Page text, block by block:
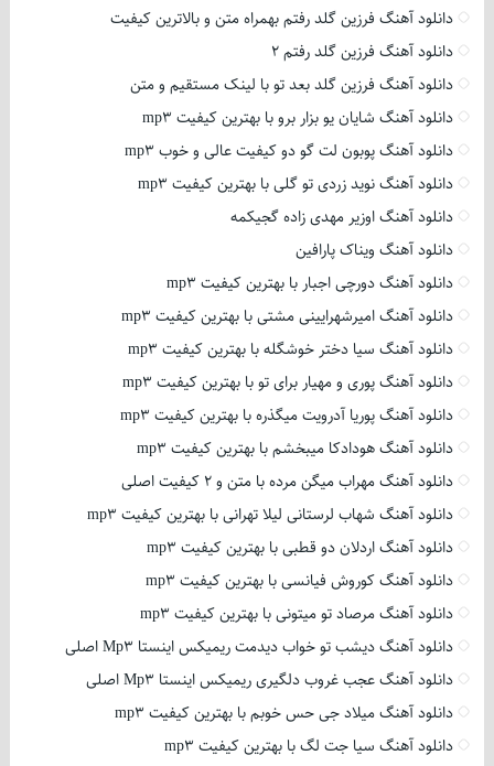
دانلود آهنگ فرزین گلد رفتم بهمراه متن و بالاترین کیفیت
دانلود آهنگ فرزین گلد رفتم 2
دانلود آهنگ فرزین گلد بعد تو با لینک مستقیم و متن
دانلود آهنگ شایان یو بزار برو با بهترین کیفیت mp3
دانلود آهنگ پوبون لت گو دو کیفیت عالی و خوب mp3
دانلود آهنگ نوید زردی تو گلی با بهترین کیفیت mp3
دانلود آهنگ اوزیر مهدی زاده گجیکمه
دانلود آهنگ ویناک پارافین
دانلود آهنگ دورچی اجبار با بهترین کیفیت mp3
دانلود آهنگ امیرشهرایینی مشتی با بهترین کیفیت mp3
دانلود آهنگ سیا دختر خوشگله با بهترین کیفیت mp3
دانلود آهنگ پوری و مهیار برای تو با بهترین کیفیت mp3
دانلود آهنگ پوریا آدرویت میگذره با بهترین کیفیت mp3
دانلود آهنگ هودادکا میبخشم با بهترین کیفیت mp3
دانلود آهنگ مهراب میگن مرده با متن و 2 کیفیت اصلی
دانلود آهنگ شهاب لرستانی لیلا تهرانی با بهترین کیفیت mp3
دانلود آهنگ اردلان دو قطبی با بهترین کیفیت mp3
دانلود آهنگ کوروش فیانسی با بهترین کیفیت mp3
دانلود آهنگ مرصاد تو میتونی با بهترین کیفیت mp3
دانلود آهنگ دیشب تو خواب دیدمت ریمیکس اینستا Mp3 اصلی
دانلود آهنگ عجب غروب دلگیری ریمیکس اینستا Mp3 اصلی
دانلود آهنگ میلاد جی حس خوبم با بهترین کیفیت mp3
دانلود آهنگ سیا جت لگ با بهترین کیفیت mp3